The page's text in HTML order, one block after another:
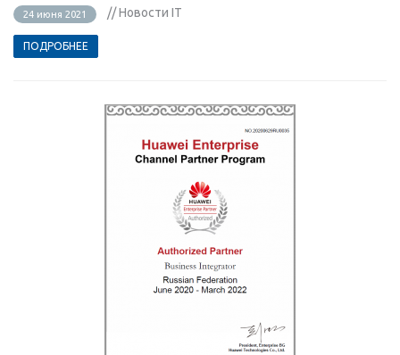
24 июня 2021 // Новости IT
ПОДРОБНЕЕ